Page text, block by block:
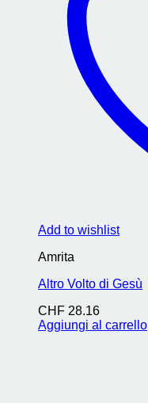
Add to wishlist
Amrita
Altro Volto di Gesù
CHF 28.16
Aggiungi al carrello